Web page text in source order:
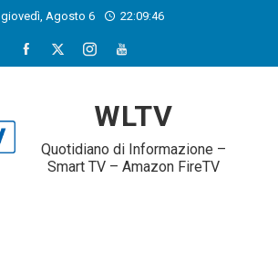
giovedì, Agosto 6 22:09:46
WLTV
Quotidiano di Informazione –
Smart TV – Amazon FireTV